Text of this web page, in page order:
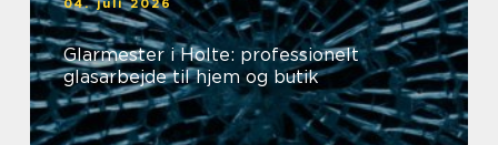
04. juli 2026
Glarmester i Holte: professionelt
glasarbejde til hjem og butik